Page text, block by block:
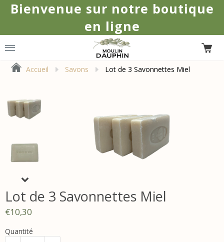
Bienvenue sur notre boutique
en ligne
Accueil Savons Lot de 3 Savonnettes Miel
Lot de 3 Savonnettes Miel
€10,30
Quantité